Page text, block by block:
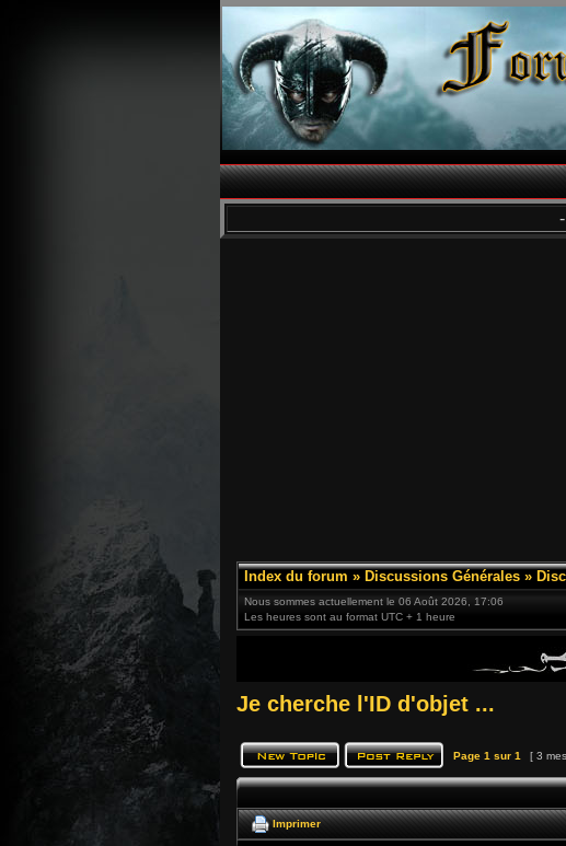
Index du forum » Discussions Générales »
Nous sommes actuellement le 06 Août 2026, 17:06
Les heures sont au format UTC + 1 heure
Je cherche l'ID d'objet ...
Page 1 sur 1 [ 3
Imprimer